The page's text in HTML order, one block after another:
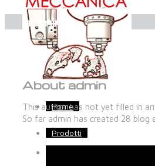
Home
Prodotti
admin
About admin
This author has not yet filled in
So far admin has created 28 blog